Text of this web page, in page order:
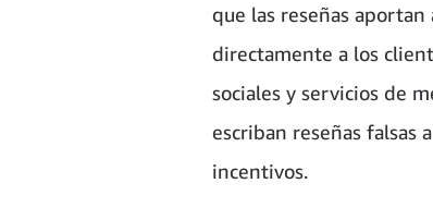
que las reseñas
directamente a los
sociales y servicios de
escriban reseñas falsas
incentivos.